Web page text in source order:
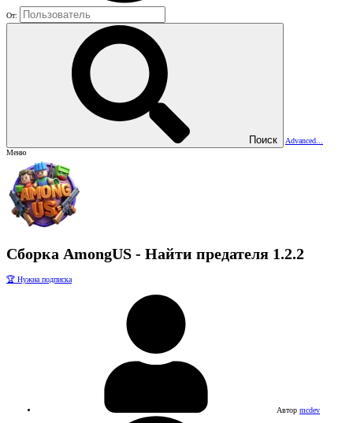
От:
Поиск
Advanced...
Меню
Сборка AmongUS - Найти предателя 1.2.2
🏆 Нужна подписка
Автор mcdev